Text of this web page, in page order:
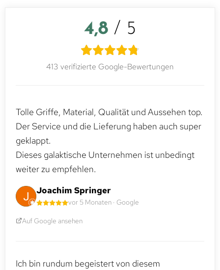
4,8 / 5
413 verifizierte Google-Bewertungen
Tolle Griffe, Material, Qualität und Aussehen top.
Der Service und die Lieferung haben auch super
geklappt.
Dieses galaktische Unternehmen ist unbedingt
weiter zu empfehlen.
Joachim Springer
vor 5 Monaten · Google
Auf Google ansehen
Ich bin rundum begeistert von diesem